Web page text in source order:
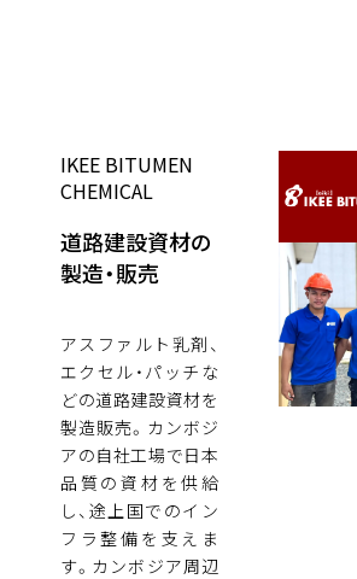
IKEE BITUMEN
CHEMICAL
道路建設資材の
製造・販売
アスファルト乳剤、
エクセル・パッチな
どの道路建設資材を
製造販売。カンボジ
アの自社工場で日本
品質の資材を供給
し、途上国でのイン
フラ整備を支えま
す。カンボジア周辺